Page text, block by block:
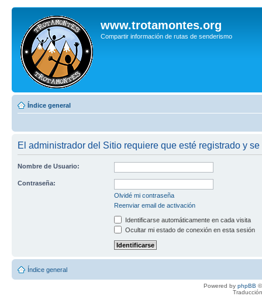
www.trotamontes.org
Compartir información de rutas de senderismo
Índice general
El administrador del Sitio requiere que esté registrado y
Nombre de Usuario:
Contraseña:
Olvidé mi contraseña
Reenviar email de activación
Identificarse automáticamente en cada visita
Ocultar mi estado de conexión en esta sesión
Índice general
Powered by phpBB